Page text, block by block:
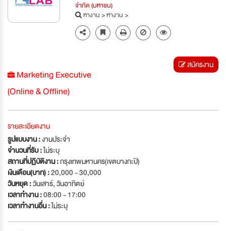
จำกัด (มหาชน)
หางาน>หางาน>
Marketing Executive
(Online & Offline)
สมัครงาน
รายละเอียดงาน
รูปแบบงาน :งานประจำ
จำนวนที่รับ :ไม่ระบุ
สถานที่ปฏิบัติงาน :กรุงเทพมหานคร(เขตบางกะปิ)
เงินเดือน(บาท) :20,000 - 30,000
วันหยุด :วันเสาร์,วันอาทิตย์
เวลาทำงาน :08:00 - 17:00
เวลาทำงานอื่น :ไม่ระบุ